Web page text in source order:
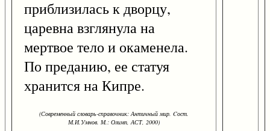
приблизилась к дворцу,
царевна взглянула на
мертвое тело и окаменела.
По преданию, ее статуя
хранится на Кипре.
(Современный словарь-справочник: Античный мир. Cост.
М.И.Умнов. М.: Олимп, АСТ, 2000)